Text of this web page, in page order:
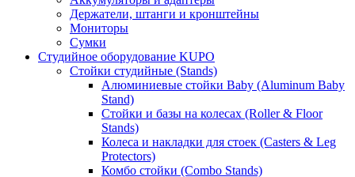
Держатели, штанги и кронштейны
Мониторы
Сумки
Студийное оборудование KUPO
Стойки студийные (Stands)
Алюминиевые стойки Baby (Aluminum Baby
Stand)
Стойки и базы на колесах (Roller & Floor
Stands)
Колеса и накладки для стоек (Casters & Leg
Protectors)
Комбо стойки (Combo Stands)